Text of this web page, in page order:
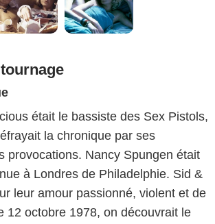
était le bassiste des Sex Pistols,
la chronique par ses
provocations. Nancy Spungen était
à Londres de Philadelphie. Sid &
leur amour passionné, violent et de
12 octobre 1978, on découvrait le